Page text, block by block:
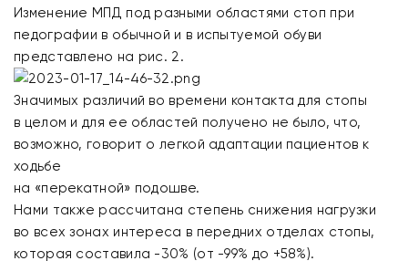
Изменение МПД под разными областями стоп при
педографии в обычной и в испытуемой обуви
представлено на рис. 2.
Значимых различий во времени контакта для стопы
в целом и для ее областей получено не было, что,
возможно, говорит о легкой адаптации пациентов к
ходьбе
на «перекатной» подошве.
Нами также рассчитана степень снижения нагрузки
во всех зонах интереса в передних отделах стопы,
которая составила -30% (от -99% до +58%).